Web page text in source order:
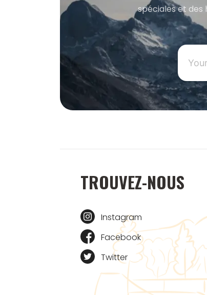
spéciales et des
TROUVEZ-NOUS
Instagram
Facebook
Twitter